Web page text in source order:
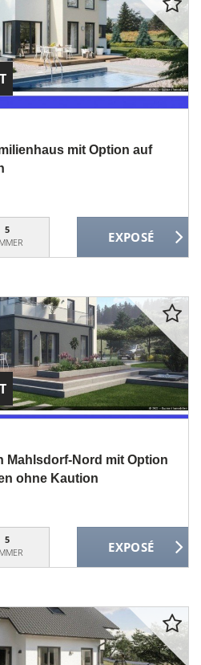
mit Option auf
5
Mahlsdorf-Nord mit Option
ohne Kaution
5